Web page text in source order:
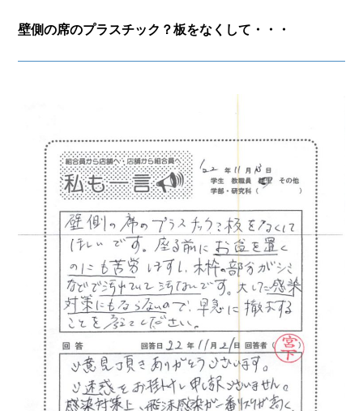
壁側の席のプラスチック？板をなくして・・・